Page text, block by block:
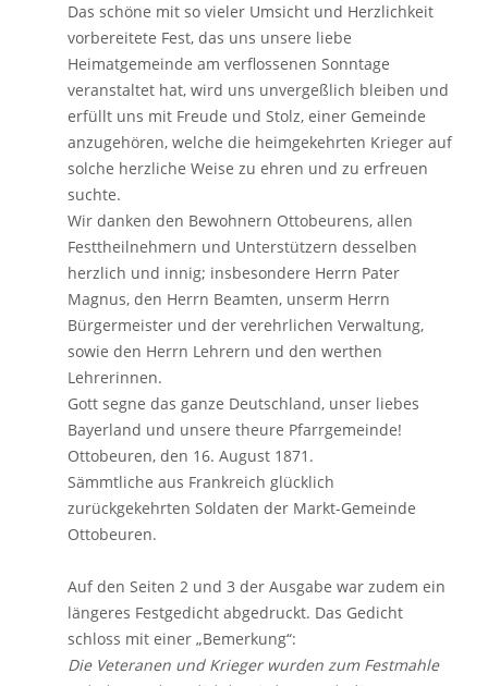
Das schöne mit so vieler Umsicht und Herzlichkeit
vorbereitete Fest, das uns unsere liebe
Heimatgemeinde am verflossenen Sonntage
veranstaltet hat, wird uns unvergeßlich bleiben und
erfüllt uns mit Freude und Stolz, einer Gemeinde
anzugehören, welche die heimgekehrten Krieger auf
solche herzliche Weise zu ehren und zu erfreuen
suchte.
Wir danken den Bewohnern Ottobeurens, allen
Festtheilnehmern und Unterstützern desselben
herzlich und innig; insbesondere Herrn Pater
Magnus, den Herrn Beamten, unserm Herrn
Bürgermeister und der verehrlichen Verwaltung,
sowie den Herrn Lehrern und den werthen
Lehrerinnen.
Gott segne das ganze Deutschland, unser liebes
Bayerland und unsere theure Pfarrgemeinde!
Ottobeuren, den 16. August 1871.
Sämmtliche aus Frankreich glücklich
zurückgekehrten Soldaten der Markt-Gemeinde
Ottobeuren.
Auf den Seiten 2 und 3 der Ausgabe war zudem ein
längeres Festgedicht abgedruckt. Das Gedicht
schloss mit einer „Bemerkung“:
Die Veteranen und Krieger wurden zum Festmahle